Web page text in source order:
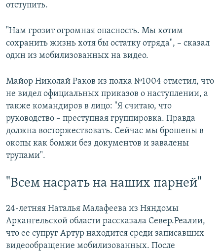
отступить.
"Нам грозит огромная опасность. Мы хотим
сохранить жизнь хотя бы остатку отряда", – сказал
один из мобилизованных на видео.
Майор Николай Раков из полка №1004 отметил, что
не видел официальных приказов о наступлении, а
также командиров в лицо: "Я считаю, что
руководство – преступная группировка. Правда
должна восторжествовать. Сейчас мы брошены в
окопы как бомжи без документов и завалены
трупами".
"Всем насрать на наших парней"
24-летняя Наталья Малафеева из Няндомы
Архангельской области рассказала Север.Реалии,
что ее супруг Артур находится среди записавших
видеообращение мобилизованных. После